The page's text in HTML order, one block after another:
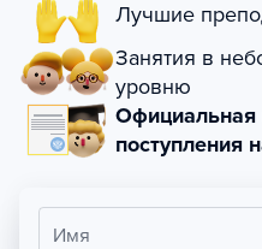
Лучшие
Занятия в
уровню
Официальная
поступления
Имя